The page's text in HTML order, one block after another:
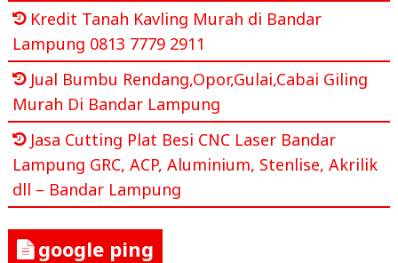
Kredit Tanah Kavling Murah di Bandar
Lampung 0813 7779 2911
Jual Bumbu Rendang,Opor,Gulai,Cabai Giling
Murah Di Bandar Lampung
Jasa Cutting Plat Besi CNC Laser Bandar
Lampung GRC, ACP, Aluminium, Stenlise, Akrilik
dll – Bandar Lampung
google ping